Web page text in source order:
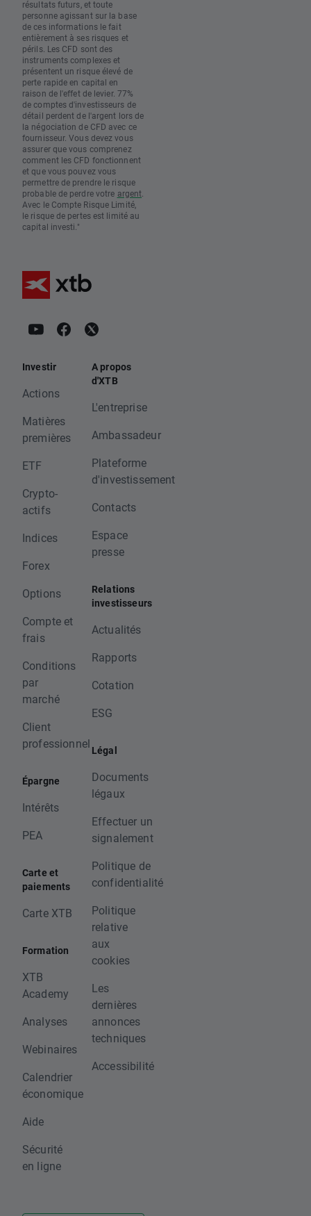
résultats futurs, et toute
personne agissant sur la base
de ces informations le fait
entièrement à ses risques et
périls. Les CFD sont des
instruments complexes et
présentent un risque élevé de
perte rapide en capital en
raison de l'effet de levier. 77%
de comptes d'investisseurs de
détail perdent de l'argent lors de
la négociation de CFD avec ce
fournisseur. Vous devez vous
assurer que vous comprenez
comment les CFD fonctionnent
et que vous pouvez vous
permettre de prendre le risque
probable de perdre votre argent
Avec le Compte Risque Limité,
le risque de pertes est limité au
capital investi."
Investir
Actions
Matières
premières
ETF
Crypto-
actifs
Indices
Forex
Options
Compte et
frais
Conditions
par
marché
Client
professionnel
Épargne
Intérêts
PEA
Carte et
paiements
Carte XTB
Formation
XTB
Academy
Analyses
Webinaires
Calendrier
économique
Aide
Sécurité
en ligne
A propos
d'XTB
L'entreprise
Ambassadeur
Plateforme
d'investissement
Contacts
Espace
presse
Relations
investisseurs
Actualités
Rapports
Cotation
ESG
Légal
Documents
légaux
Effectuer un
signalement
Politique de
confidentialité
Politique
relative
aux
cookies
Les
dernières
annonces
techniques
Accessibilité